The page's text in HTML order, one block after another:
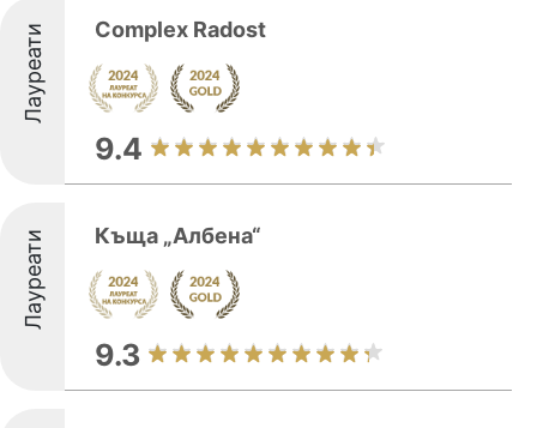
Лауреати Complex Radost
9.4
Лауреати Къща „Албена“
9.3